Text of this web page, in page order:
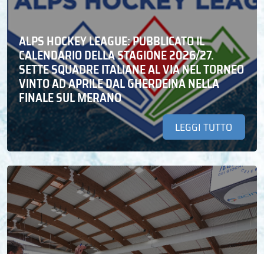
ALPS HOCKEY LEAGUE: PUBBLICATO IL
CALENDARIO DELLA STAGIONE 2026/27.
SETTE SQUADRE ITALIANE AL VIA NEL TORNEO
VINTO AD APRILE DAL GHERDEINA NELLA
FINALE SUL MERANO
LEGGI TUTTO